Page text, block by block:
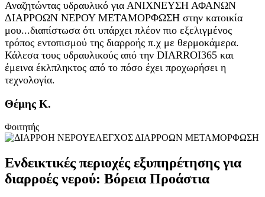
Αναζητώντας υδραυλικό για ΑΝΙΧΝΕΥΣΗ ΑΦΑΝΩΝ
ΔΙΑΡΡΟΩΝ ΝΕΡΟΥ ΜΕΤΑΜΟΡΦΩΣΗ στην κατοικία
μου...διαπίστωσα ότι υπάρχει πλέον πιο εξελιγμένος
τρόπος εντοπισμού της διαρροής π.χ με θερμοκάμερα.
Κάλεσα τους υδραυλικούς από την DIARROI365 και
έμεινα έκλπληκτος από το πόσο έχει προχωρήσει η
τεχνολογία.
Θέμης Κ.
Φοιτητής
ΕΛΕΓΧΟΣ ΔΙΑΡΡΟΩΝ ΜΕΤΑΜΟΡΦΩΣΗ
Ενδεικτικές περιοχές εξυπηρέτησης για
διαρροές νερού: Βόρεια Προάστια